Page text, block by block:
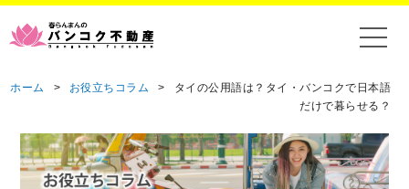
ホーム > お役立ちコラム >
タイの公用語は？タイ・バンコクで日本語
だけで暮らせる？